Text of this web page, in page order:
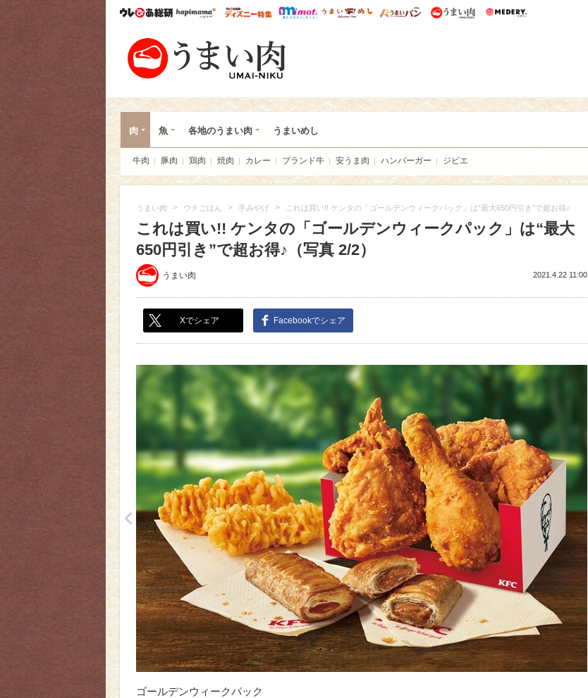
ウレぴあ総研ハピママ* ウレぴあ総研 ディズニー特集
mimot. うまいめし うまいパン うまい肉
肉 魚 各地のうまい肉 うまいめし
牛肉 豚肉 鶏肉 焼肉 カレー ブランド牛 安うま肉 ハンバーガー ジビエ
うまい肉 > ウチごはん > 手みやげ > これは買い!! ケンタの「ゴールデンウィークパック」は“最大650円引き”で超お得♪
これは買い!! ケンタの「ゴールデンウィークパック」は“最大
650円引き”で超お得♪（写真 2/2）
うまい肉 2021.4.22 11:00
Xでシェア Facebookでシェア
ゴールデンウィークパック